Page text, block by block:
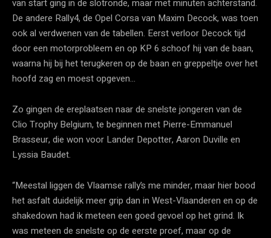
van start ging in de slotronde, maar met minuten achterstand.
De andere Rally4, de Opel Corsa van Maxim Decock, was toen
ook al verdwenen van de tabellen. Eerst verloor Decock tijd
door een motorprobleem en op KP 6 schoof hij van de baan,
waarna hij bij het terugkeren op de baan en greppeltje over het
hoofd zag en moest opgeven…
Zo gingen de ereplaatsen naar de snelste jongeren van de
Clio Trophy Belgium, te beginnen met Pierre-Emmanuel
Brasseur, die won voor Lander Depotter, Aaron Duville en
Lyssia Baudet.
“Meestal liggen de Vlaamse rally’s me minder, maar hier bood
het asfalt duidelijk meer grip dan in West-Vlaanderen en op de
shakedown had ik meteen een goed gevoel op het grind. Ik
was meteen de snelste op de eerste proef, maar op de